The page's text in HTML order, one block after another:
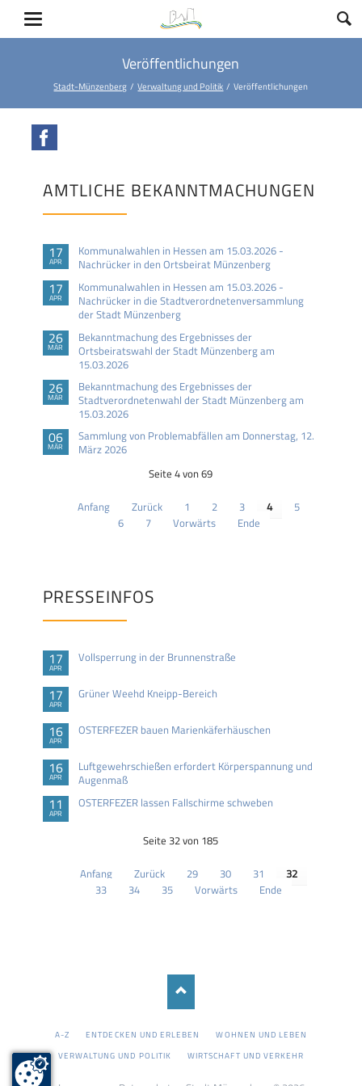
Veröffentlichungen
Stadt-Münzenberg Verwaltung und Politik Veröffentlichungen
AMTLICHE BEKANNTMACHUNGEN
17
APR
Kommunalwahlen in Hessen am 15.03.2026 -
Nachrücker in den Ortsbeirat Münzenberg
17
APR
Kommunalwahlen in Hessen am 15.03.2026 -
Nachrücker in die Stadtverordnetenversammlung
der Stadt Münzenberg
26
MÄR
Bekanntmachung des Ergebnisses der
Ortsbeiratswahl der Stadt Münzenberg am
15.03.2026
26
MÄR
Bekanntmachung des Ergebnisses der
Stadtverordnetenwahl der Stadt Münzenberg am
15.03.2026
06
MÄR
Sammlung von Problemabfällen am Donnerstag, 12.
März 2026
Seite 4 von 69
Anfang Zurück 1 2 3 4
5
6
7 Vorwärts Ende
PRESSEINFOS
17
APR
Vollsperrung in der Brunnenstraße
17
APR
Grüner Weehd Kneipp-Bereich
16
APR
OSTERFEZER bauen Marienkäferhäuschen
16
APR
Luftgewehrschießen erfordert Körperspannung und
Augenmaß
11
APR
OSTERFEZER lassen Fallschirme schweben
Seite 32 von 185
Anfang Zurück 29 30 31
32
33
34 35 Vorwärts Ende
NAVIGATION
ÜBERSPRINGEN
A-Z ENTDECKEN UND ERLEBEN
WOHNEN UND LEBEN
VERWALTUNG UND POLITIK
WIRTSCHAFT UND VERKEHR